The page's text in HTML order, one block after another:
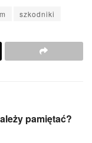
szkodniki
pamiętać?